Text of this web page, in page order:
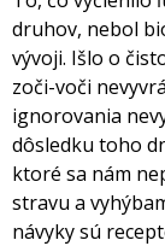
druhov, nebol
vývoji. Išlo o
zoči-voči
ignorovania
dôsledku toho
ktoré sa nám
stravu a
návyky sú